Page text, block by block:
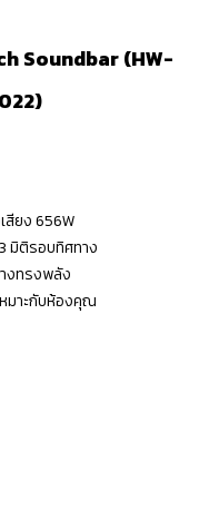
Soundbar (HW-
สียง 656W
มิติรอบทิศทาง
งทรงพลัง
มาะกับห้องคุณ